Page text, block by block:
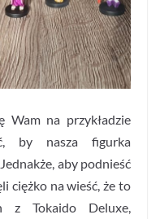
Wam na przykładzie
by nasza figurka
aby podnieść
ciężko na wieść, że to
z Tokaido Deluxe,